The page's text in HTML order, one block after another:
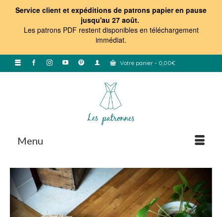
Service client et expéditions de patrons papier en pause
jusqu'au 27 août.
Les patrons PDF restent disponibles en téléchargement
immédiat.
Votre panier - 0,00€
Menu